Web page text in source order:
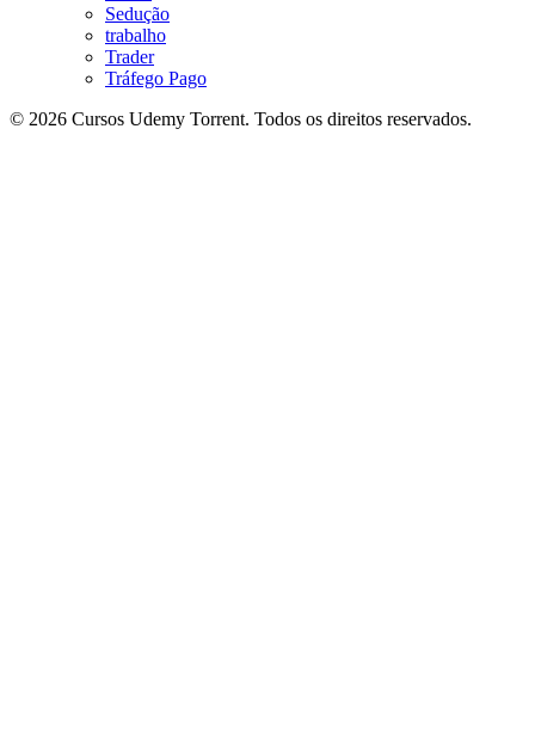
Sedução
trabalho
Trader
Tráfego Pago
© 2026 Cursos Udemy Torrent. Todos os direitos reservados.